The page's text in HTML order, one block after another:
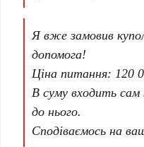
Я вже замовив
допомога!
Ціна питання: 120
В суму входить сам
до нього.
Сподіваємось на